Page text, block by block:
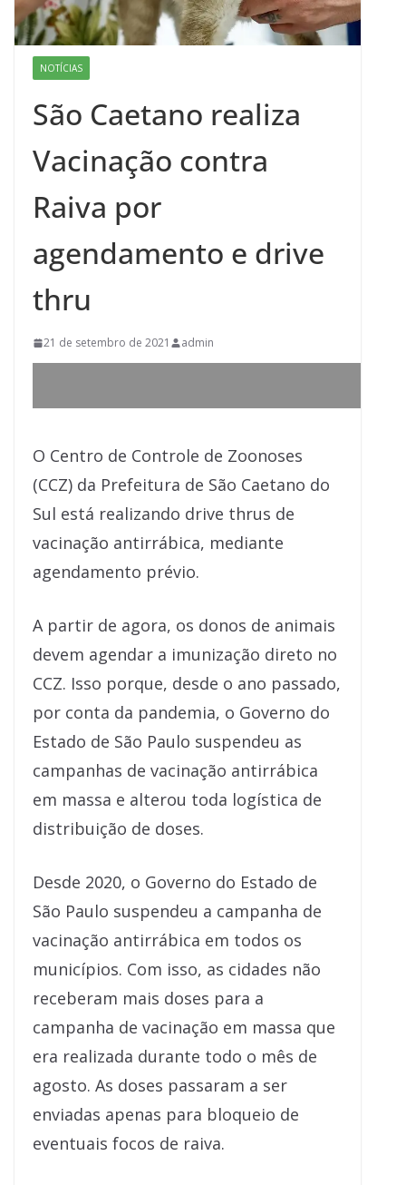
NOTÍCIAS
São Caetano realiza
Vacinação contra
Raiva por
agendamento e drive
thru
21 de setembro de 2021 admin
O Centro de Controle de Zoonoses
(CCZ) da Prefeitura de São Caetano do
Sul está realizando drive thrus de
vacinação antirrábica, mediante
agendamento prévio.
A partir de agora, os donos de animais
devem agendar a imunização direto no
CCZ. Isso porque, desde o ano passado,
por conta da pandemia, o Governo do
Estado de São Paulo suspendeu as
campanhas de vacinação antirrábica
em massa e alterou toda logística de
distribuição de doses.
Desde 2020, o Governo do Estado de
São Paulo suspendeu a campanha de
vacinação antirrábica em todos os
municípios. Com isso, as cidades não
receberam mais doses para a
campanha de vacinação em massa que
era realizada durante todo o mês de
agosto. As doses passaram a ser
enviadas apenas para bloqueio de
eventuais focos de raiva.